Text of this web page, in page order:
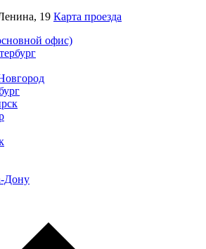
19 Карта проезда
офис)
Дону